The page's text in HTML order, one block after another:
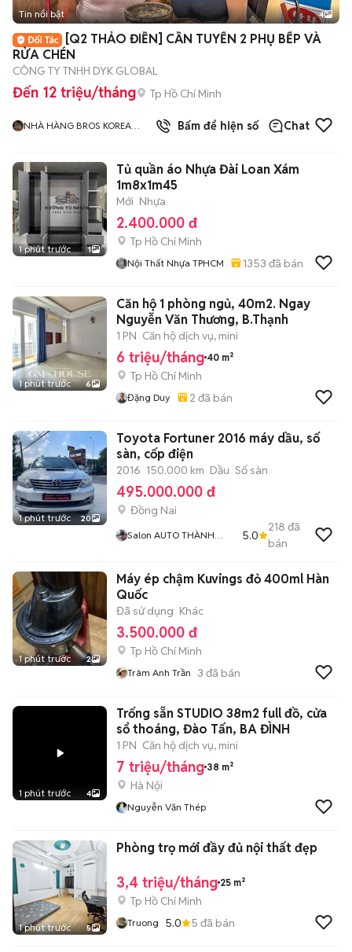
Tin nổi bật 4
[Q2 THẢO ĐIỀN] CẦN TUYỂN 2 PHỤ BẾP VÀ
RỬA CHÉN
CÔNG TY TNHH DYK GLOBAL
Đến 12 triệu/tháng Tp Hồ Chí Minh
NHÀ HÀNG BROS KOREA
Bấm để hiện số Chat
1 phút trước 1
Tủ quần áo Nhựa Đài Loan Xám
1m8x1m45
Mới Nhựa
2.400.000 đ
Tp Hồ Chí Minh
Nội Thất Nhựa TPHCM 1353 đã bán
1 phút trước 6
Căn hộ 1 phòng ngủ, 40m2. Ngay
Nguyễn Văn Thương, B.Thạnh
1 PN Căn hộ dịch vụ, mini
6 triệu/tháng 40 m²
Tp Hồ Chí Minh
Đặng Duy 2 đã bán
1 phút trước 20
Toyota Fortuner 2016 máy dầu, số
sàn, cốp điện
2016 150.000 km Dầu Số sàn
495.000.000 đ
Đồng Nai
Salon AUTO THÀNH
5.0
218 đã
bán
1 phút trước 2
Máy ép chậm Kuvings đỏ 400ml Hàn
Quốc
Đã sử dụng Khác
3.500.000 đ
Tp Hồ Chí Minh
Trâm Anh Trần 3 đã bán
1 phút trước 4
Trống sẵn STUDIO 38m2 full đồ, cửa
sổ thoáng, Đào Tấn, BA ĐÌNH
1 PN Căn hộ dịch vụ, mini
7 triệu/tháng 38 m²
Hà Nội
Nguyễn Văn Thép
1 phút trước 5
Phòng trọ mới đầy đủ nội thất đẹp
3,4 triệu/tháng 25 m²
Tp Hồ Chí Minh
Truong 5.0 5 đã bán